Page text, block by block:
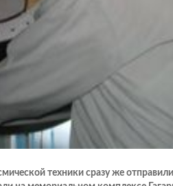
техники сразу же